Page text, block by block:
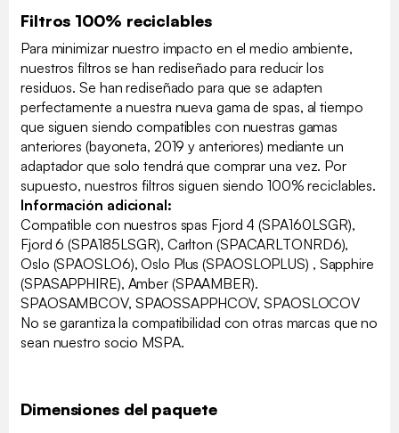
Filtros 100% reciclables
Para minimizar nuestro impacto en el medio ambiente,
nuestros filtros se han rediseñado para reducir los
residuos. Se han rediseñado para que se adapten
perfectamente a nuestra nueva gama de spas, al tiempo
que siguen siendo compatibles con nuestras gamas
anteriores (bayoneta, 2019 y anteriores) mediante un
adaptador que solo tendrá que comprar una vez. Por
supuesto, nuestros filtros siguen siendo 100% reciclables.
Información adicional:
Compatible con nuestros spas Fjord 4 (SPA160LSGR),
Fjord 6 (SPA185LSGR), Carlton (SPACARLTONRD6),
Oslo (SPAOSLO6), Oslo Plus (SPAOSLOPLUS) , Sapphire
(SPASAPPHIRE), Amber (SPAAMBER).
SPAOSAMBCOV, SPAOSSAPPHCOV, SPAOSLOCOV
No se garantiza la compatibilidad con otras marcas que no
sean nuestro socio MSPA.
Dimensiones del paquete